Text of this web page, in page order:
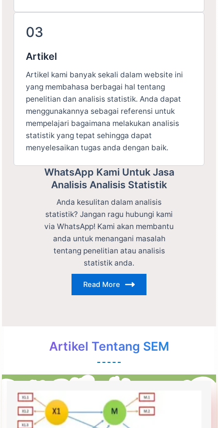
03
Artikel
Artikel kami banyak sekali dalam website ini
yang membahasa berbagai hal tentang
penelitian dan analisis statistik. Anda dapat
menggunakannya sebagai referensi untuk
mempelajari bagaimana melakukan analisis
statistik yang tepat sehingga dapat
menyelesaikan tugas anda dengan baik.
WhatsApp Kami Untuk Jasa
Analisis Analisis Statistik
Anda kesulitan dalam analisis
statistik? Jangan ragu hubungi kami
via WhatsApp! Kami akan membantu
anda untuk menangani masalah
tentang penelitian atau analisis
statistik anda.
Read More
Artikel Tentang SEM